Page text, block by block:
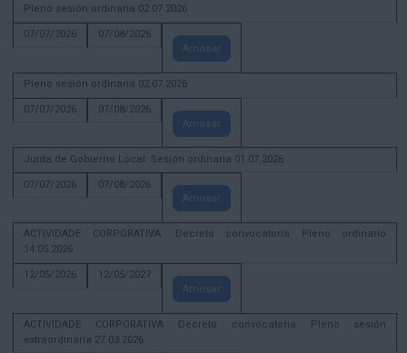
Pleno sesión ordinaria 02.07.2026
07/07/2026
07/08/2026
Amosar
Pleno sesión ordinaria 02.07.2026
07/07/2026
07/08/2026
Amosar
Junta de Gobierno Local. Sesión ordinaria 01.07.2026
07/07/2026
07/08/2026
Amosar
ACTIVIDADE CORPORATIVA. Decreto convocatoria Pleno ordinario
14.05.2026
12/05/2026
12/05/2027
Amosar
ACTIVIDADE CORPORATIVA Decreto convocatoria Pleno sesión
extraordinaria 27.03.2026